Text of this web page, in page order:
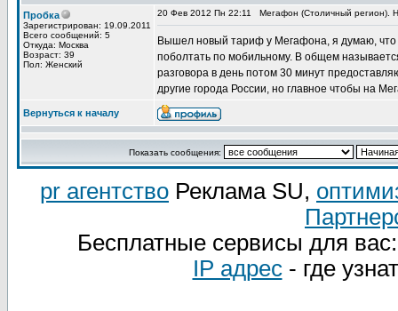
Пробка
Зарегистрирован: 19.09.2011
Всего сообщений: 5
Откуда: Москва
Возраст: 39
Пол: Женский
20 Фев 2012 Пн 22:11 Мегафон (Столичный регион).
Вышел новый тариф у Мегафона, я думаю, что
поболтать по мобильному. В общем
разговора в день потом 30 минут
другие города России, но главное чтобы на
Вернуться к началу
Показать сообщения:
pr агентство Реклама SU,
Бесплатные сервисы для
IP адрес- где